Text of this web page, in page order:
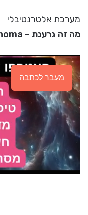
מערכת אלטרנטיבלי
מה זה גרענת – Trachoma
מעבר לכתבה